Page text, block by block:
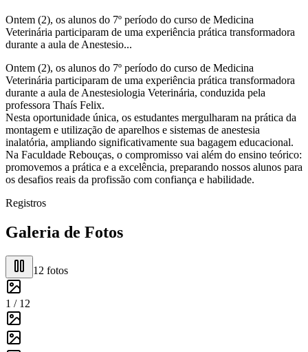
Ontem (2), os alunos do 7º período do curso de Medicina
Veterinária participaram de uma experiência prática transformadora
durante a aula de Anestesio...
Ontem (2), os alunos do 7º período do curso de Medicina
Veterinária participaram de uma experiência prática transformadora
durante a aula de Anestesiologia Veterinária, conduzida pela
professora Thaís Felix.
Nesta oportunidade única, os estudantes mergulharam na prática da
montagem e utilização de aparelhos e sistemas de anestesia
inalatória, ampliando significativamente sua bagagem educacional.
Na Faculdade Rebouças, o compromisso vai além do ensino teórico:
promovemos a prática e a excelência, preparando nossos alunos para
os desafios reais da profissão com confiança e habilidade.
Registros
Galeria de Fotos
12 fotos
1 / 12